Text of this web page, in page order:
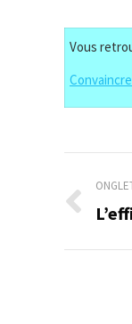
Vous
de
Onglet